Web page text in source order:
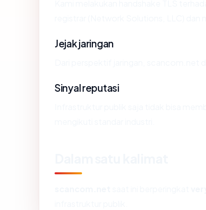
Jejak jaringan
Sinyal reputasi